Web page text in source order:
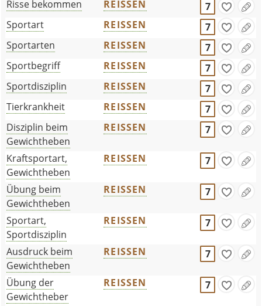
Risse bekommen
REISSEN
7
Sportart
REISSEN
7
Sportarten
REISSEN
7
Sportbegriff
REISSEN
7
Sportdisziplin
REISSEN
7
Tierkrankheit
REISSEN
7
Disziplin beim
Gewichtheben
REISSEN 7
Kraftsportart,
Gewichtheben
REISSEN 7
Übung beim
Gewichtheben
REISSEN 7
Sportart,
Sportdisziplin
REISSEN 7
Ausdruck beim
Gewichtheben
REISSEN 7
Übung der
Gewichtheber
REISSEN 7